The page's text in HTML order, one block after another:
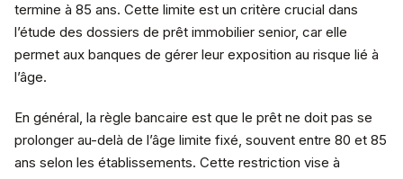
termine à 85 ans. Cette limite est un critère crucial dans
l’étude des dossiers de prêt immobilier senior, car elle
permet aux banques de gérer leur exposition au risque lié à
l’âge.
En général, la règle bancaire est que le prêt ne doit pas se
prolonger au-delà de l’âge limite fixé, souvent entre 80 et 85
ans selon les établissements. Cette restriction vise à